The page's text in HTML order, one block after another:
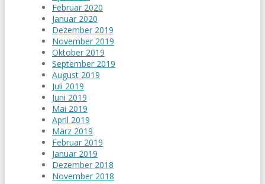
Februar 2020
Januar 2020
Dezember 2019
November 2019
Oktober 2019
September 2019
August 2019
Juli 2019
Juni 2019
Mai 2019
April 2019
März 2019
Februar 2019
Januar 2019
Dezember 2018
November 2018